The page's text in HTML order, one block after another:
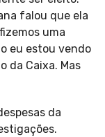
falou que ela
uma
eu estou vendo
da Caixa. Mas
da